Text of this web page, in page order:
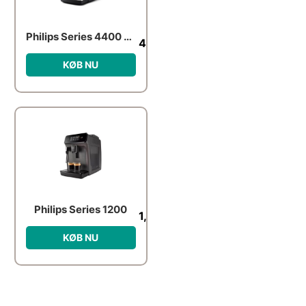
Philips Series 4400 EP4449 – automatic coffee machine with cappuccinatore – 15 bar – black/spray painted panthera 4,452.00
KØB NU
Philips Series 1200 1,863.00
KØB NU